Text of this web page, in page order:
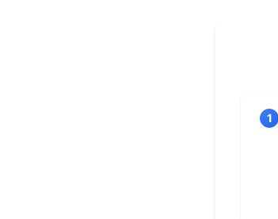
1